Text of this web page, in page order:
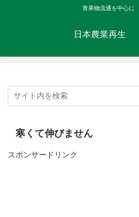
青果物流通を中心に
日本農業再生
寒くて伸びません
スポンサードリンク